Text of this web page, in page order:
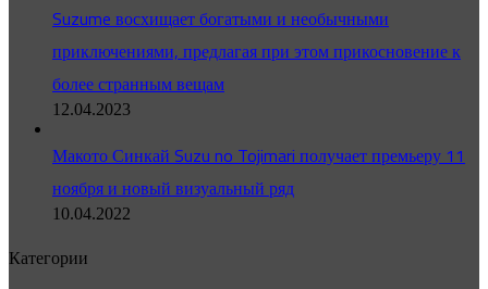
Suzume восхищает богатыми и необычными
приключениями, предлагая при этом прикосновение к
более странным вещам
12.04.2023
Макото Синкай Suzu no Tojimari получает премьеру 11
ноября и новый визуальный ряд
10.04.2022
Категории